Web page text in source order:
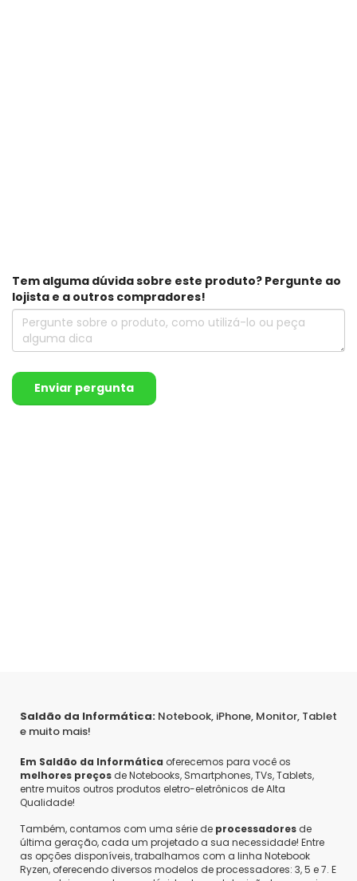
Tem alguma dúvida sobre este produto? Pergunte ao
lojista e a outros compradores!
Enviar pergunta
Saldão da Informática: Notebook, iPhone, Monitor, Tablet
e muito mais!
Em Saldão da Informática oferecemos para você os
melhores preços de Notebooks, Smartphones, TVs, Tablets,
entre muitos outros produtos eletro-eletrônicos de Alta
Qualidade!
Também, contamos com uma série de processadores de
última geração, cada um projetado a sua necessidade! Entre
as opções disponíveis, trabalhamos com a linha Notebook
Ryzen, oferecendo diversos modelos de processadores: 3, 5 e 7. E